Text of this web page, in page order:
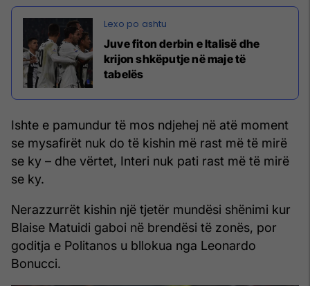
Juve fiton derbin e Italisë dhe
krijon shkëputje në maje të
tabelës
Ishte e pamundur të mos ndjehej në atë moment
se mysafirët nuk do të kishin më rast më të mirë
se ky – dhe vërtet, Interi nuk pati rast më të mirë
se ky.
Nerazzurrët kishin një tjetër mundësi shënimi kur
Blaise Matuidi gaboi në brendësi të zonës, por
goditja e Politanos u bllokua nga Leonardo
Bonucci.